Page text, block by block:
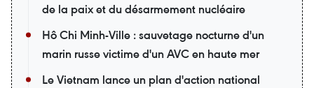
de la paix et du désarmement nucléaire
Hô Chi Minh-Ville : sauvetage nocturne d'un
marin russe victime d'un AVC en haute mer
Le Vietnam lance un plan d'action national